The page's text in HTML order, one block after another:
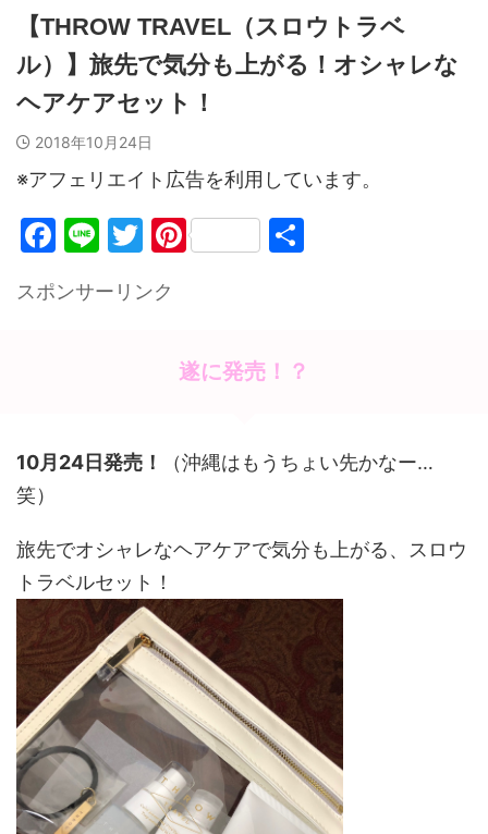
【THROW TRAVEL（スロウトラベ
ル）】旅先で気分も上がる！オシャレな
ヘアケアセット！
2018年10月24日
※アフェリエイト広告を利用しています。
F
c
o
k
Li
e
T
itt
Pi
st
スポンサーリンク
遂に発売！？
10月24日発売！
（沖縄はもうちょい先かなー…
笑）
旅先でオシャレなヘアケアで気分も上がる、スロウ
トラベルセット！